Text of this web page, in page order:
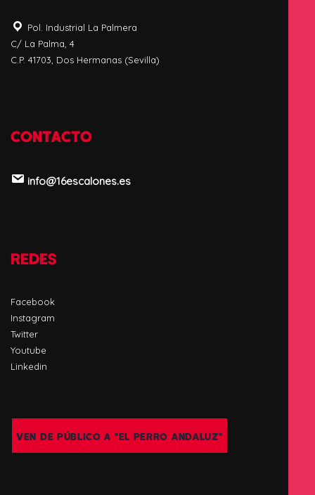
Pol. Industrial La Palmera
C/ La Palma, 4
C.P. 41703, Dos Hermanas (Sevilla)
CONTACTO
info@16escalones.es
REDES
Facebook
Instagram
Twitter
Youtube
Linkedin
VEN DE PÚBLICO A "EL PERRO ANDALUZ"